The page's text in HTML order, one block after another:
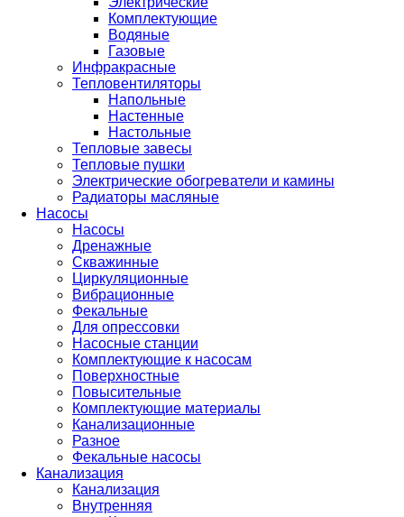
Комплектующие
Водяные
Газовые
Инфракрасные
Тепловентиляторы
Напольные
Настенные
Настольные
Тепловые завесы
Тепловые пушки
Электрические обогреватели и камины
Радиаторы масляные
Насосы
Насосы
Дренажные
Скважинные
Циркуляционные
Вибрационные
Фекальные
Для опрессовки
Насосные станции
Комплектующие к насосам
Поверхностные
Повысительные
Комплектующие материалы
Канализационные
Разное
Фекальные насосы
Канализация
Канализация
Внутренняя